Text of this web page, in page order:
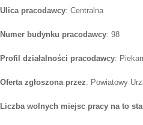
Ulica pracodawcy: Centralna
Numer budynku pracodawcy: 98
Profil działalności pracodawcy:
Oferta zgłoszona przez: Powiatowy
Liczba wolnych miejsc pracy na to